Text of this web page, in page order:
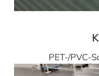
PET-/PVC-